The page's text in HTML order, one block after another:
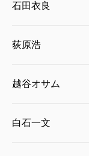
石田衣良
荻原浩
越谷オサム
白石一文